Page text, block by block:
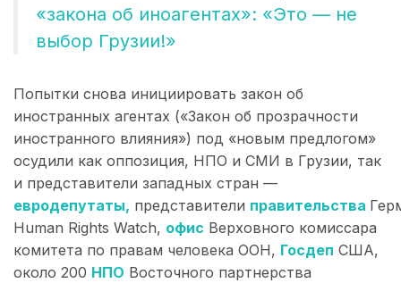
«закона об иноагентах»: «Это — не
выбор Грузии!»
Попытки снова инициировать закон об
иностранных агентах («Закон об прозрачности
иностранного влияния») под «новым предлогом»
осудили как оппозиция, НПО и СМИ в Грузии, так
и представители западных стран —
евродепутаты, представители правительства
Human Rights Watch, офис Верховного комиссара
комитета по правам человека ООН, Госдеп США,
около 200 НПО Восточного партнерства